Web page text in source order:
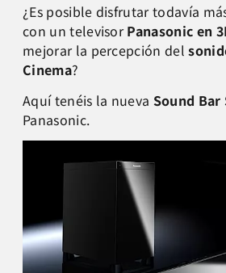
¿Es posible disfrutar todavía
con un televisorPanasonic en
mejorar la percepción del
Cinema?
Aquí tenéis la nueva Sound Bar
Panasonic.